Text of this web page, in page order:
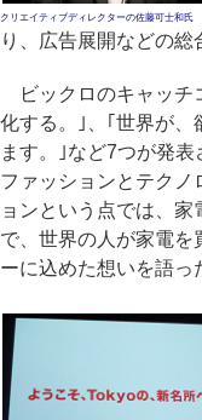
クリエイティブディレクターの佐藤可士和氏
り、広告展開などの総
ビックロのキャッチ
化する。｣、｢世界が、
ます。｣など7つが発
ファッションとテクノ
ョンという点では、
で、世界の人が家電を
ーに込めた想いを語っ